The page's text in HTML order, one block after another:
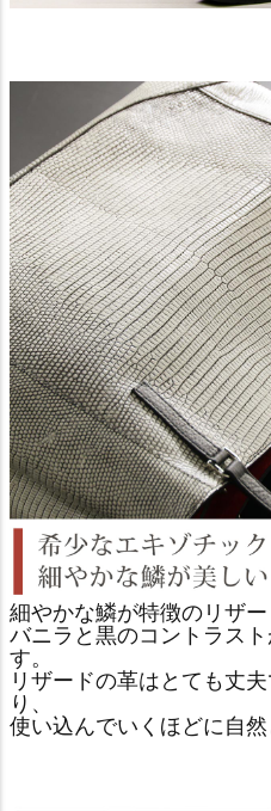
細やかな鱗が特徴のリザー
バニラと黒のコントラス
す。
リザードの革はとても丈
り、
使い込んでいくほどに自